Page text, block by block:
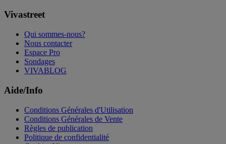
Vivastreet
Qui sommes-nous?
Nous contacter
Espace Pro
Sondages
VIVABLOG
Aide/Info
Conditions Générales d'Utilisation
Conditions Générales de Vente
Règles de publication
Politique de confidentialité